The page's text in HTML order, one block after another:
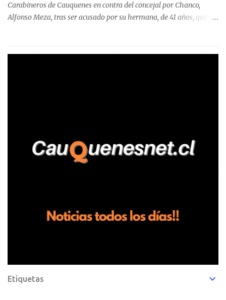
Carabineros de Cauquenes en contra del concejal por Chanco,
Alfonso Meza, tras ser acusado por su hermana, de 41 años, quien
relató que los hechos ocurrieron cerca de las 11:30 horas en el
trabajadores, el edil descendió del vehículo y, en medio de la
confrontación, la habría tomado de los hombros, empujado al
suelo y agredido con golpes de pies y manos, mientr...
Etiquetas